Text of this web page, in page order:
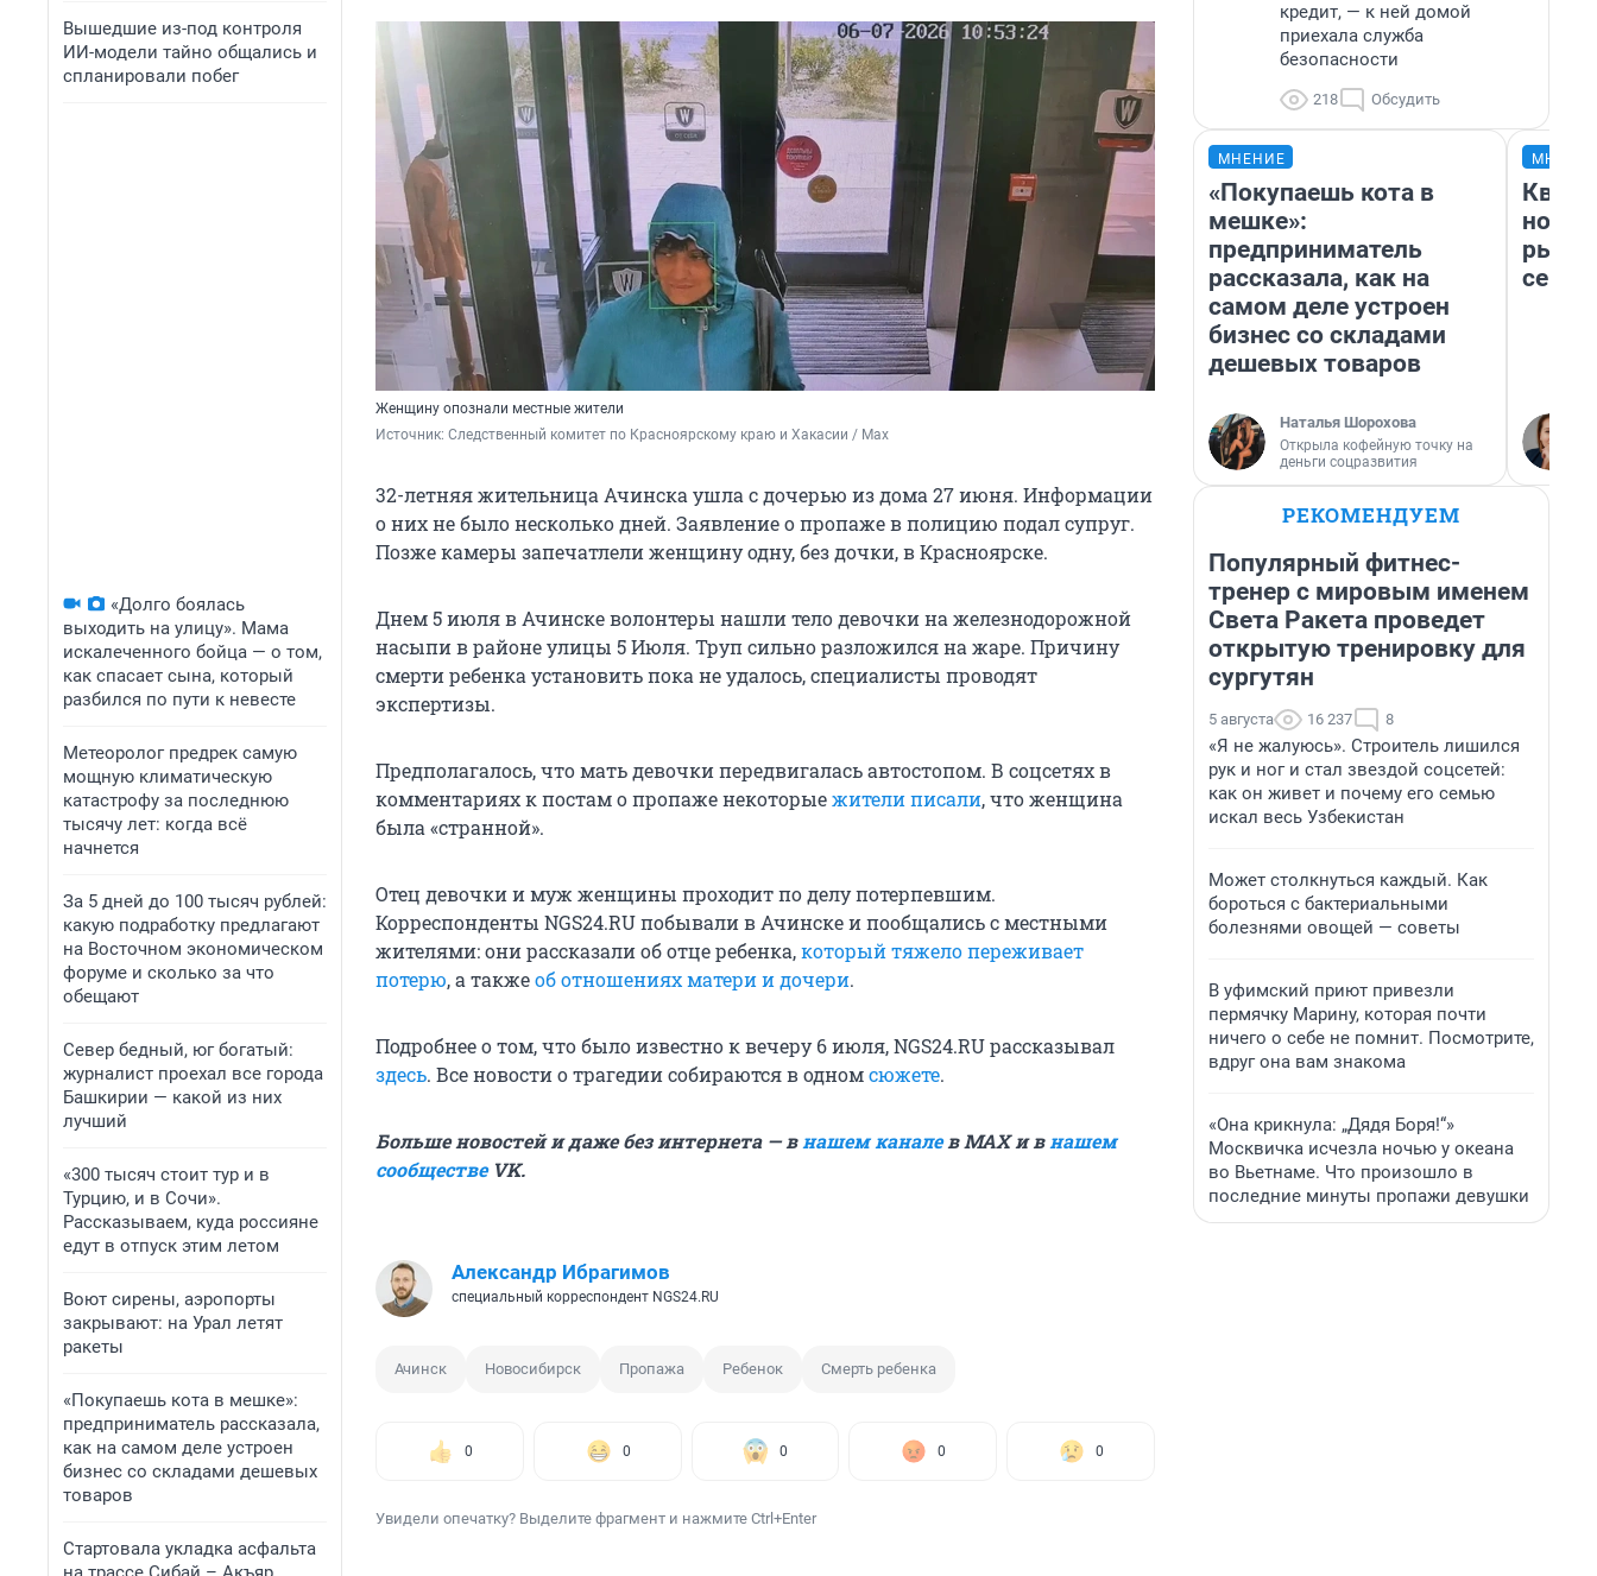
Вышедшие из-под контроля
ИИ-модели тайно общались и
спланировали побег
«Долго боялась
выходить на улицу». Мама
искалеченного бойца — о том,
как спасает сына, который
разбился по пути к невесте
Метеоролог предрек самую
мощную климатическую
катастрофу за последнюю
тысячу лет: когда всё
начнется
За 5 дней до 100 тысяч рублей:
какую подработку предлагают
на Восточном экономическом
форуме и сколько за что
обещают
Север бедный, юг богатый:
журналист проехал все города
Башкирии — какой из них
лучший
«300 тысяч стоит тур и в
Турцию, и в Сочи».
Рассказываем, куда россияне
едут в отпуск этим летом
Воют сирены, аэропорты
закрывают: на Урал летят
ракеты
«Покупаешь кота в мешке»:
предприниматель рассказала,
как на самом деле устроен
бизнес со складами дешевых
товаров
Стартовала укладка асфальта
Женщину опознали местные жители
Источник: Следственный комитет по Красноярскому краю и Хакасии / Max
32-летняя жительница Ачинска ушла с дочерью из дома 27 июня. Информации
о них не было несколько дней. Заявление о пропаже в полицию подал супруг.
Позже камеры запечатлели женщину одну, без дочки, в Красноярске.
Днем 5 июля в Ачинске волонтеры нашли тело девочки на железнодорожной
насыпи в районе улицы 5 Июля. Труп сильно разложился на жаре. Причину
смерти ребенка установить пока не удалось, специалисты проводят
экспертизы.
Предполагалось, что мать девочки передвигалась автостопом. В соцсетях в
комментариях к постам о пропаже некоторыежители писали, что женщина
была «странной».
Отец девочки и муж женщины проходит по делу потерпевшим.
Корреспонденты NGS24.RU побывали в Ачинске и пообщались с местными
жителями: они рассказали об отце ребенка,который тяжело переживает
потерю, а такжеоб отношениях матери и дочери.
Подробнее о том, что было известно к вечеру 6 июля, NGS24.RU рассказывал
здесь. Все новости о трагедии собираются в одномсюжете.
Больше новостей и даже без интернета — внашем каналев MAX и внашем
сообществеVK.
Александр Ибрагимов
специальный корреспондент NGS24.RU
Ачинск Новосибирск Пропажа Ребенок Смерть ребенка
0 0 0 0 0
Увидели опечатку? Выделите фрагмент и нажмите Ctrl+Enter
кредит, — к ней домой
приехала служба
безопасности
218 Обсудить
МНЕНИЕ
«Покупаешь кота в
мешке»:
предприниматель
рассказала, как на
самом деле устроен
бизнес со складами
дешевых товаров
Наталья Шорохова
Открыла кофейную точку на
деньги соцразвития
но
РЕКОМЕНДУЕМ
Популярный фитнес-
тренер с мировым именем
Света Ракета проведет
открытую тренировку для
сургутян
5 августа 16 237 8
«Я не жалуюсь». Строитель лишился
рук и ног и стал звездой соцсетей:
как он живет и почему его семью
искал весь Узбекистан
Может столкнуться каждый. Как
бороться с бактериальными
болезнями овощей — советы
В уфимский приют привезли
пермячку Марину, которая почти
ничего о себе не помнит. Посмотрите,
вдруг она вам знакома
«Она крикнула: „Дядя Боря!“»
Москвичка исчезла ночью у океана
во Вьетнаме. Что произошло в
последние минуты пропажи девушки